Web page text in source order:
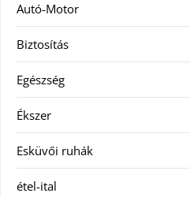
Autó-Motor
Biztosítás
Egészség
Ékszer
Esküvői ruhák
étel-ital